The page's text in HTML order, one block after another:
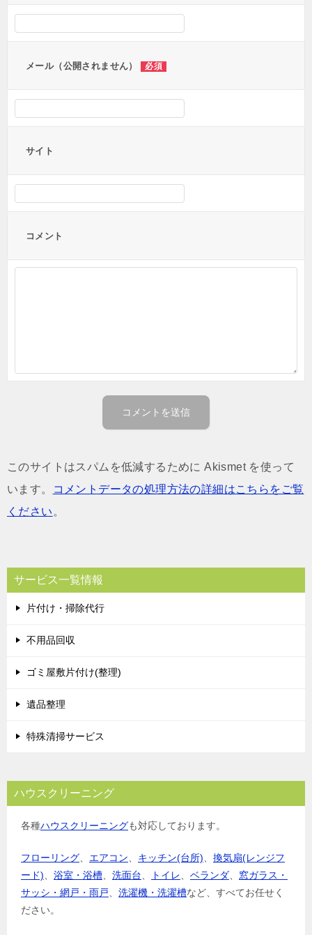
メール（公開されません） 必須
サイト
コメント
このサイトはスパムを低減するために Akismet を使って
います。
コメントデータの処理方法の詳細はこちらをご覧
ください 。
サービス一覧情報
片付け・掃除代行
不用品回収
ゴミ屋敷片付け(整理)
遺品整理
特殊清掃サービス
ハウスクリーニング
各種ハウスクリーニングも対応しております。
フローリング エアコン キッチン(台所)
換気扇(レンジフ
ード)
浴室・浴槽 洗面台 トイレ ベランダ
窓ガラス・
サッシ・網戸・雨戸
洗濯機・洗濯槽など、すべてお任せく
ださい。